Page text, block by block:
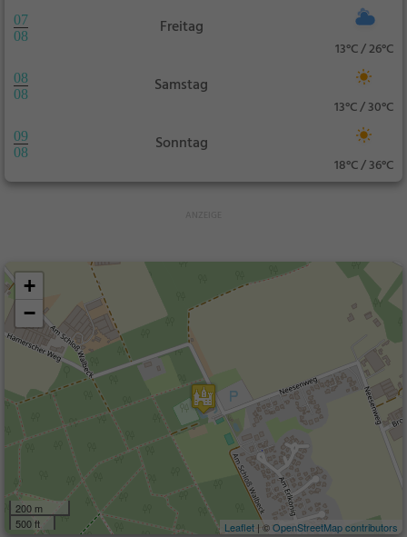
07
08
Freitag
13°C / 26°C
08
08
Samstag
13°C / 30°C
09
08
Sonntag
18°C / 36°C
+
−
200 m
500 ft
Leaflet | ©OpenStreetMap contributors